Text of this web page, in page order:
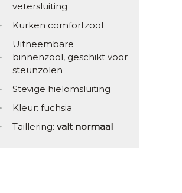
vetersluiting
Kurken comfortzool
Uitneembare
binnenzool, geschikt voor
steunzolen
Stevige hielomsluiting
Kleur: fuchsia
Taillering: valt normaal